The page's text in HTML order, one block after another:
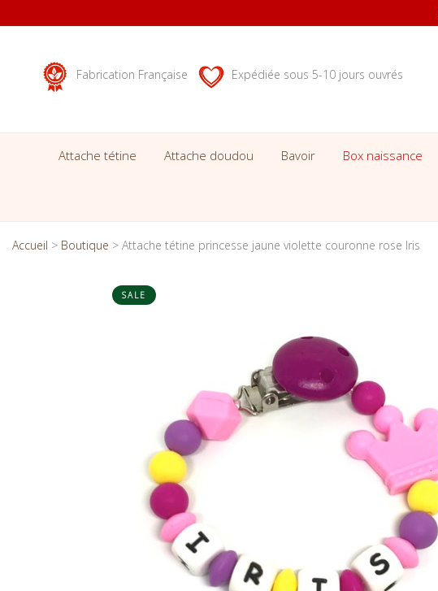
Fabrication Française Expédiée sous 5-10 jours ouvrés
Attache tétine Attache doudou Bavoir Box naissance
Accueil > Boutique > Attache tétine princesse jaune violette couronne rose Iris
SALE